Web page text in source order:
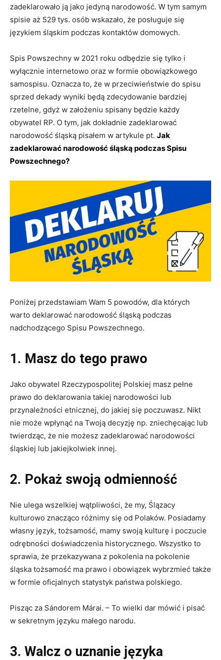
zadeklarowało ją jako jedyną narodowość. W tym samym
spisie aż 529 tys. osób wskazało, że posługuje się
językiem śląskim podczas kontaktów domowych.
Spis Powszechny w 2021 roku odbędzie się tylko i
wyłącznie internetowo oraz w formie obowiązkowego
samospisu. Oznacza to, że w przeciwieństwie do spisu
sprzed dekady wyniki będą zdecydowanie bardziej
rzetelne, gdyż w założeniu spisany będzie każdy
obywatel RP. O tym, jak dokładnie zadeklarować
narodowość śląską pisałem w artykule pt. Jak
zadeklarować narodowość śląską podczas Spisu
Powszechnego?
Poniżej przedstawiam Wam 5 powodów, dla których
warto deklarować narodowość śląską podczas
nadchodzącego Spisu Powszechnego.
1. Masz do tego prawo
Jako obywatel Rzeczypospolitej Polskiej masz pełne
prawo do deklarowania takiej narodowości lub
przynależności etnicznej, do jakiej się poczuwasz. Nikt
nie może wpłynąć na Twoją decyzję np. zniechęcając lub
twierdząc, że nie możesz zadeklarować narodowości
śląskiej lub jakiejkolwiek innej.
2. Pokaż swoją odmienność
Nie ulega wszelkiej wątpliwości, że my, Ślązacy
kulturowo znacząco różnimy się od Polaków. Posiadamy
własny język, tożsamość, mamy swoją kulturę i poczucie
odrębności doświadczenia historycznego. Wszystko to
sprawia, że przekazywana z pokolenia na pokolenie
śląska tożsamość ma prawo i obowiązek wybrzmieć także
w formie oficjalnych statystyk państwa polskiego.
Pisząc za Sándorem Márai. – To wielki dar mówić i pisać
w sekretnym języku małego narodu.
3. Walcz o uznanie języka